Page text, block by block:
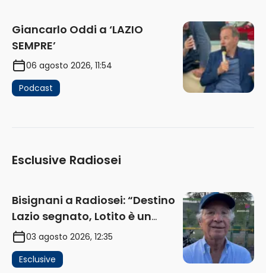
Giancarlo Oddi a ‘LAZIO
SEMPRE’
06 agosto 2026, 11:54
Podcast
Esclusive Radiosei
Bisignani a Radiosei: “Destino
Lazio segnato, Lotito è un
problema, la chiave sono
Flaminio e politica. La protesta
e gli interessi dei fondi”
03 agosto 2026, 12:35
Esclusive